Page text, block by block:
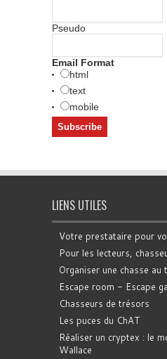
Pseudo
Email Format
html
text
mobile
LIENS UTILES
Votre prestataire pour
Pour les lecteurs,
Organiser une chasse au
Escape room - Escape
Chasseurs de trésors
Les puces du ChAT
Réaliser un cryptex : le
Wallace